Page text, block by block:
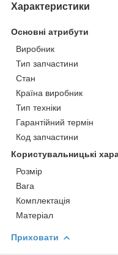
Характеристики
Основні атрибути
Виробник
Тип запчастини
Стан
Країна виробник
Тип техніки
Гарантійний термін
Код запчастини
Користувальницькі
Розмір
Вага
Комплектація
Матеріал
Приховати